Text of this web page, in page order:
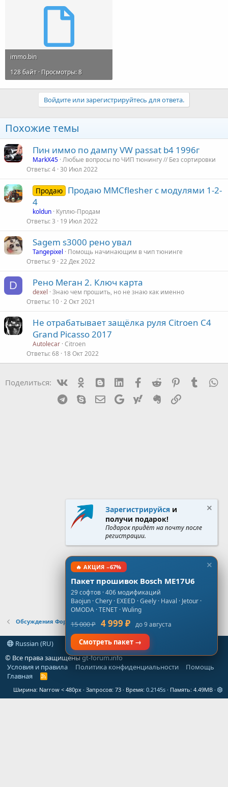
immo.bin
128 байт · Просмотры: 8
Войдите или зарегистрируйтесь для ответа.
Похожие темы
Пин иммо по дампу VW passat b4 1996г
MarkX45 Любые вопросы по ЧИП тюнингу // Без сортировки
Ответы 4 30 Июл 2022
Продаю Продаю MMCflesher с модулями 1-2-
4
koldun Куплю-Продам
Ответы 3 19 Июл 2022
Sagem s3000 рено увал
Tangepixel
Помощь начинающим в чип тюнинге
Ответы 9 22 Дек 2022
D Рено Меган 2. Ключ карта
dexel Знаю чем прошить, но не знаю как именно
Ответы 10 2 Окт 2021
Не отрабатывает защёлка руля Citroen C4
Grand Picasso 2017
Autolecar Citroen
Ответы 68 18 Окт 2022
Поделиться: Ok mes_blogger
Linked InFacebook
Reddit PinterestTumblr
Telegram
Skype Эл. почта
Google Yahoo Evernote
Обсуждения Форума
Russian (RU)
© Все права защищеныgt-forum.info
Условия и правила
Политика конфиденциальности
Помощь
Главная
R
S
Ширина Запросов 73 Время 0.2145s Память 4.49MB
Зарегистрируйся и
получи подарок!
Подарок придёт на почту после
регистрации.
🔥 АКЦИЯ −67%
Пакет прошивок Bosch ME17U6
29 софтов · 406 модификаций
Baojun · Chery · EXEED · Geely · Haval · Jetour ·
OMODA · TENET · Wuling
15 000 ₽ 4 999 ₽ до 9 августа
Смотреть пакет →